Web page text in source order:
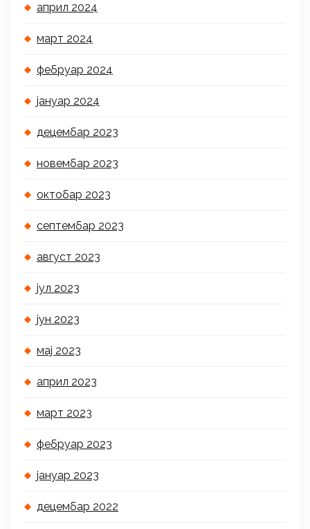
април 2024
март 2024
фебруар 2024
јануар 2024
децембар 2023
новембар 2023
октобар 2023
септембар 2023
август 2023
јул 2023
јун 2023
мај 2023
април 2023
март 2023
фебруар 2023
јануар 2023
децембар 2022